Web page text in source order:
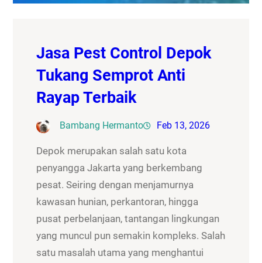
Jasa Pest Control Depok
Tukang Semprot Anti
Rayap Terbaik
Bambang Hermanto Feb 13, 2026
Depok merupakan salah satu kota
penyangga Jakarta yang berkembang
pesat. Seiring dengan menjamurnya
kawasan hunian, perkantoran, hingga
pusat perbelanjaan, tantangan lingkungan
yang muncul pun semakin kompleks. Salah
satu masalah utama yang menghantui